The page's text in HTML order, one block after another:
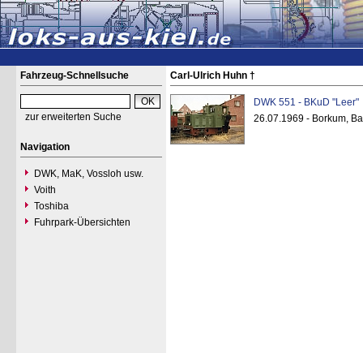
Fahrzeug-Schnellsuche
zur erweiterten Suche
Navigation
DWK, MaK, Vossloh usw.
Voith
Toshiba
Fuhrpark-Übersichten
Carl-Ulrich Huhn †
DWK 551 - BKuD "Leer"
26.07.1969 - Borkum,